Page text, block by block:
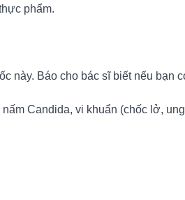
phẩm.
này. Báo cho bác sĩ biết nếu bạn
nấm Candida, vi khuẩn (chốc lở,